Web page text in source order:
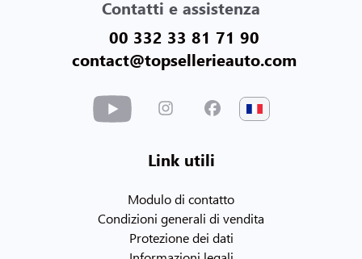
Contatti e assistenza
00 332 33 81 71 90
contact@topsellerieauto.com
Link utili
Modulo di contatto
Condizioni generali di vendita
Protezione dei dati